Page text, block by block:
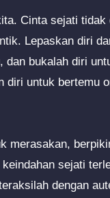
Cinta sejati
Lepaskan diri
dan bukalah diri
diri untuk bertemu
merasakan,
sejati
dengan